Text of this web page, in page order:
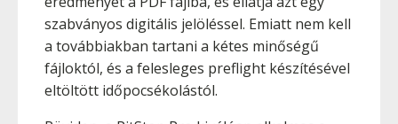
szabványos digitális jelöléssel. Emiatt nem kell
a továbbiakban tartani a kétes minőségű
fájloktól, és a felesleges preflight készítésével
eltöltött időpocsékolástól.